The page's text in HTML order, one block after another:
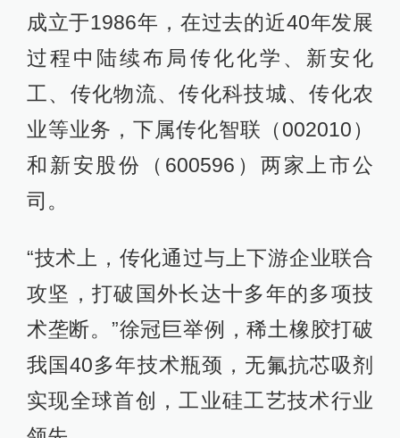
成立于1986年，在过去的近40年发展
过程中陆续布局传化化学、新安化
工、传化物流、传化科技城、传化农
业等业务，下属传化智联（002010）
和新安股份（600596）两家上市公
司。
“技术上，传化通过与上下游企业联合
攻坚，打破国外长达十多年的多项技
术垄断。”徐冠巨举例，稀土橡胶打破
我国40多年技术瓶颈，无氟抗芯吸剂
实现全球首创，工业硅工艺技术行业